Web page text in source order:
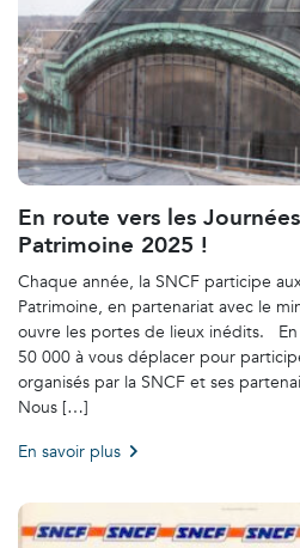
En route vers les
Patrimoine 2025 !
Chaque année, la SNCF participe
Patrimoine, en partenariat avec le
ouvre les portes de lieux inédits.
50 000 à vous déplacer pour
organisés par la SNCF et ses
Nous […]
En savoir plus